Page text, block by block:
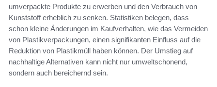
umverpackte Produkte zu erwerben und den Verbrauch von
Kunststoff erheblich zu senken. Statistiken belegen, dass
schon kleine Änderungen im Kaufverhalten, wie das Vermeiden
von Plastikverpackungen, einen signifikanten Einfluss auf die
Reduktion von Plastikmüll haben können. Der Umstieg auf
nachhaltige Alternativen kann nicht nur umweltschonend,
sondern auch bereichernd sein.